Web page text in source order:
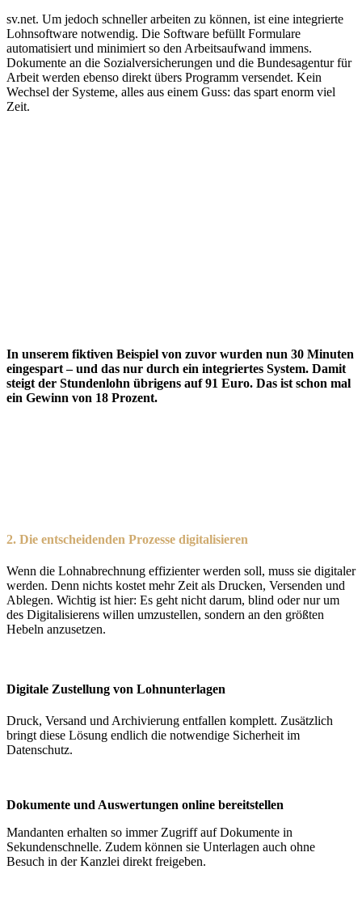
sv.net. Um jedoch schneller arbeiten zu können, ist eine integrierte
Lohnsoftware notwendig. Die Software befüllt Formulare
automatisiert und minimiert so den Arbeitsaufwand immens.
Dokumente an die Sozialversicherungen und die Bundesagentur für
Arbeit werden ebenso direkt übers Programm versendet. Kein
Wechsel der Systeme, alles aus einem Guss: das spart enorm viel
Zeit.
In unserem fiktiven Beispiel von zuvor wurden nun 30 Minuten
eingespart – und das nur durch ein integriertes System. Damit
steigt der Stundenlohn übrigens auf 91 Euro. Das ist schon mal
ein Gewinn von 18 Prozent.
2. Die entscheidenden Prozesse digitalisieren
Wenn die Lohnabrechnung effizienter werden soll, muss sie digitaler
werden. Denn nichts kostet mehr Zeit als Drucken, Versenden und
Ablegen. Wichtig ist hier: Es geht nicht darum, blind oder nur um
des Digitalisierens willen umzustellen, sondern an den größten
Hebeln anzusetzen.
Digitale Zustellung von Lohnunterlagen
Druck, Versand und Archivierung entfallen komplett. Zusätzlich
bringt diese Lösung endlich die notwendige Sicherheit im
Datenschutz.
Dokumente und Auswertungen online bereitstellen
Mandanten erhalten so immer Zugriff auf Dokumente in
Sekundenschnelle. Zudem können sie Unterlagen auch ohne
Besuch in der Kanzlei direkt freigeben.